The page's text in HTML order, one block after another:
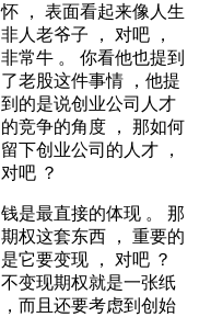
怀 ， 表面看起来像人生
非人老爷子 ， 对吧 ，
非常牛 。 你看他也提到
了老股这件事情 ，他提
到的是说创业公司人才
的竞争的角度 ， 那如何
留下创业公司的人才 ，
对吧 ？
钱是最直接的体现 。 那
期权这套东西 ， 重要的
是它要变现 ， 对吧 ？
不变现期权就是一张纸
，而且还要考虑到创始